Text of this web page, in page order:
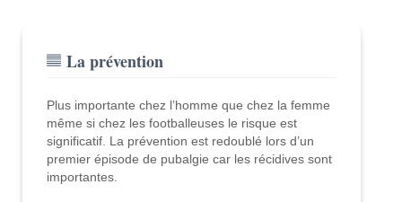
La prévention
Plus importante chez l’homme que chez la femme
même si chez les footballeuses le risque est
significatif. La prévention est redoublé lors d’un
premier épisode de pubalgie car les récidives sont
importantes.